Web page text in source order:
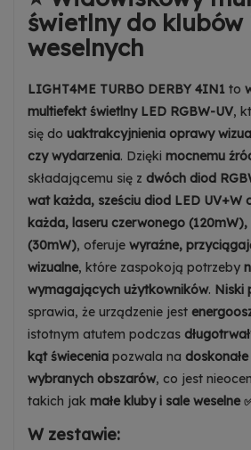
świetlny do klubów
weselnych
LIGHT4ME TURBO DERBY 4IN1 to
multiefekt świetlny LED RGBW-UV,
się do uaktrakcyjnienia oprawy
czy wydarzenia. Dzięki mocnemu
składającemu się z dwóch diod
wat każda, sześciu diod LED UV+W
każda, laseru czerwonego (120mW),
(30mW), oferuje wyraźne,
wizualne, które zaspokoją potrzeby
wymagających użytkowników. Niski
sprawia, że urządzenie jest
istotnym atutem podczas
kąt świecenia pozwala na
wybranych obszarów, co jest
takich jak małe kluby i sale weselne
W zestawie: